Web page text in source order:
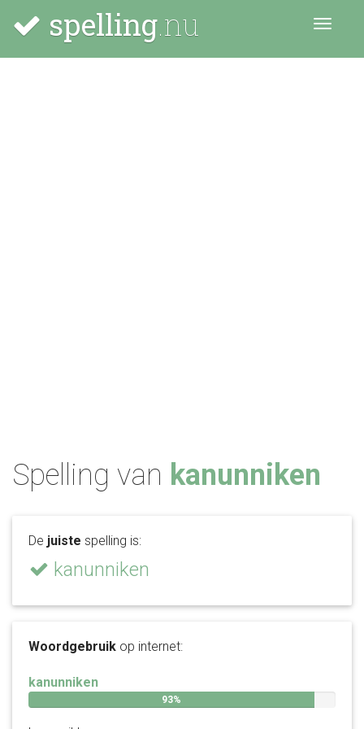
spelling.nu Menu
Spelling van kanunniken
De juiste spelling is:
kanunniken
Woordgebruik op internet:
kanunniken
93%